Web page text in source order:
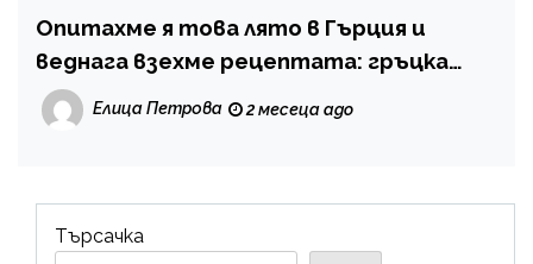
Опитахме я това лято в Гърция и
веднага взехме рецептата: гръцка
вкусотия, която се хареса на
туристите
Елица Петрова 2 месеца ago
Търсачка